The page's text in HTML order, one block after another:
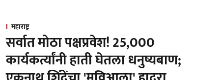
महाराष्ट्र
सर्वात मोठा पक्षप्रवेश! 25,000
कार्यकर्त्यांनी हाती घेतला धनुष्यबाण;